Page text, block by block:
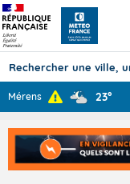
Mérens 23°